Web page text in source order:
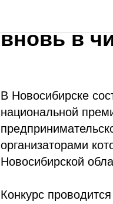
вновь в
В Новосибирске
национальной
организаторами
Новосибирской
Конкурс